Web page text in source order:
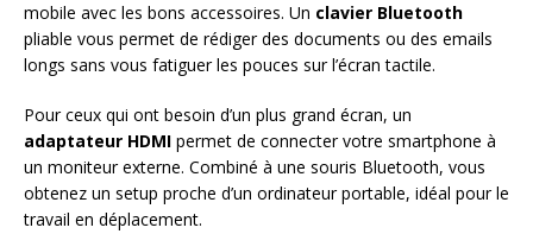
mobile avec les bons accessoires. Un clavier Bluetooth
pliable vous permet de rédiger des documents ou des emails
longs sans vous fatiguer les pouces sur l’écran tactile.
Pour ceux qui ont besoin d’un plus grand écran, un
adaptateur HDMI permet de connecter votre smartphone à
un moniteur externe. Combiné à une souris Bluetooth, vous
obtenez un setup proche d’un ordinateur portable, idéal pour le
travail en déplacement.